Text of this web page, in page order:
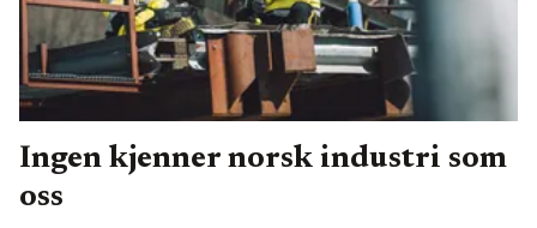
Ingen kjenner norsk industri som
oss